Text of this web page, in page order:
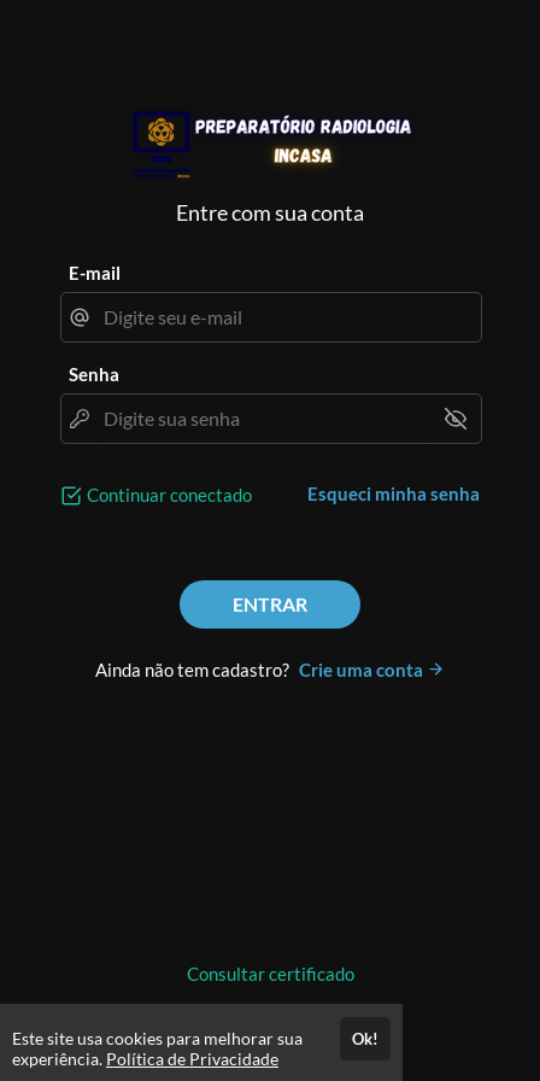
Entre com sua conta
E-mail
Senha
Continuar conectado Esqueci minha senha
ENTRAR
Ainda não tem cadastro? Crie uma conta
Consultar certificado
Este site usa cookies para melhorar sua
experiência. Política de Privacidade
Ok!